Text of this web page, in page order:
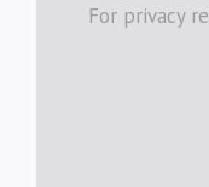
For privacy